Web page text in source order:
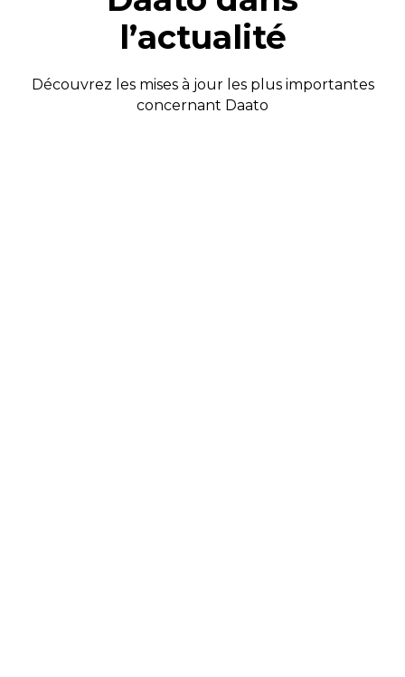
l’actualité
Découvrez les mises à jour les plus importantes
concernant Daato